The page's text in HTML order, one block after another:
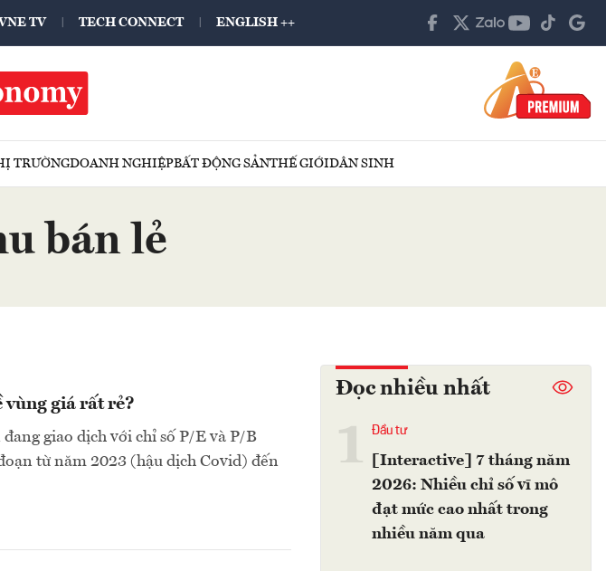
TV TECH CONNECT ENGLISH ++
TRƯỜNGDOANH NGHIỆPBẤT ĐỘNG SẢNTHẾ GIỚIDÂN SINH
bán lẻ
vùng giá rất rẻ?
giao dịch với chỉ số P/E và P/B
từ năm 2023 (hậu dịch Covid) đến
Đọc nhiều nhất
Đầu tư
[Interactive] 7 tháng năm
2026: Nhiều chỉ số vĩ mô
đạt mức cao nhất trong
nhiều năm qua